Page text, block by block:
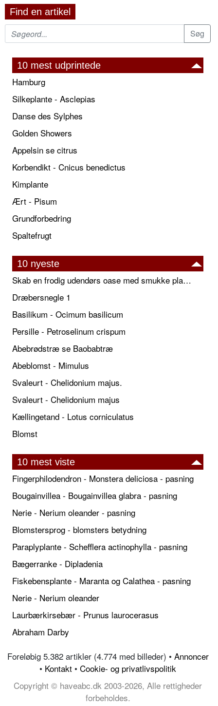
Find en artikel
10 mest udprintede
Hamburg
Silkeplante - Asclepias
Danse des Sylphes
Golden Showers
Appelsin se citrus
Korbendikt - Cnicus benedictus
Kimplante
Ært - Pisum
Grundforbedring
Spaltefrugt
10 nyeste
Skab en frodig udendørs oase med smukke plantekrukker og elegante espalier
Dræbersnegle 1
Basilikum - Ocimum basilicum
Persille - Petroselinum crispum
Abebrødstræ se Baobabtræ
Abeblomst - Mimulus
Svaleurt - Chelidonium majus.
Svaleurt - Chelidonium majus
Kællingetand - Lotus corniculatus
Blomst
10 mest viste
Fingerphilodendron - Monstera deliciosa - pasning
Bougainvillea - Bougainvillea glabra - pasning
Nerie - Nerium oleander - pasning
Blomstersprog - blomsters betydning
Paraplyplante - Schefflera actinophylla - pasning
Bægerranke - Dipladenia
Fiskebensplante - Maranta og Calathea - pasning
Nerie - Nerium oleander
Laurbærkirsebær - Prunus laurocerasus
Abraham Darby
Foreløbig 5.382 artikler (4.774 med billeder) • Annoncer
• Kontakt • Cookie- og privatlivspolitik
Copyright © haveabc.dk 2003-2026, Alle rettigheder
forbeholdes.